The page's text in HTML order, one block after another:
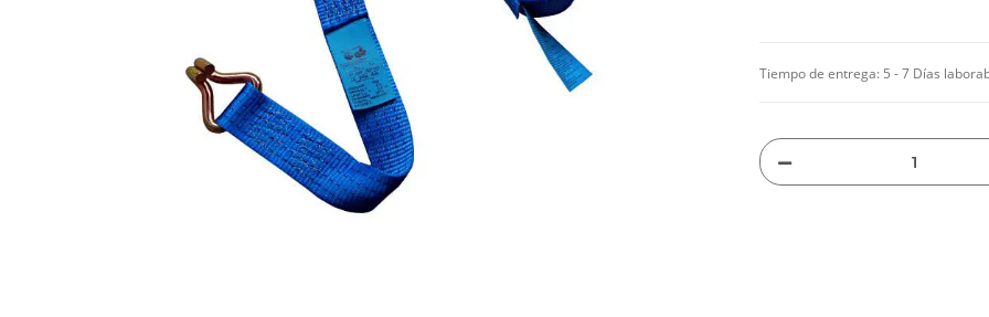
Tiempo de entrega: 5 - 7 Días